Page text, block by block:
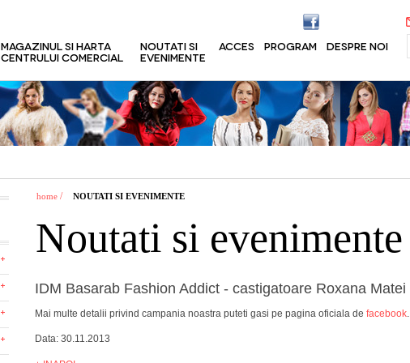
MAGAZINUL SI HARTA
CENTRULUI COMERCIAL
NOUTATI SI
EVENIMENTE
ACCES PROGRAM DESPRE NOI
home / NOUTATI SI EVENIMENTE
Noutati si evenimente
IDM Basarab Fashion Addict - castigatoare Roxana Matei
Mai multe detalii privind campania noastra puteti gasi pe pagina oficiala de facebook.
Data: 30.11.2013